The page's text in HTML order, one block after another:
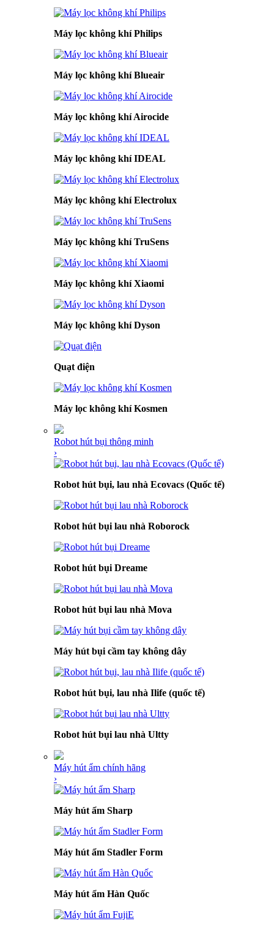
Máy lọc không khí Philips
Máy lọc không khí Blueair
Máy lọc không khí Airocide
Máy lọc không khí IDEAL
Máy lọc không khí Electrolux
Máy lọc không khí TruSens
Máy lọc không khí Xiaomi
Máy lọc không khí Dyson
Quạt điện
Máy lọc không khí Kosmen
Robot hút bụi thông minh
›
Robot hút bụi, lau nhà Ecovacs (Quốc tế)
Robot hút bụi lau nhà Roborock
Robot hút bụi Dreame
Robot hút bụi lau nhà Mova
Máy hút bụi cầm tay không dây
Robot hút bụi, lau nhà Ilife (quốc tế)
Robot hút bụi lau nhà Ultty
Máy hút ẩm chính hãng
›
Máy hút ẩm Sharp
Máy hút ẩm Stadler Form
Máy hút ẩm Hàn Quốc